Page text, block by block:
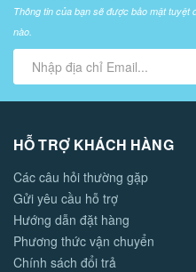
Thông tin của bạn sẽ được bảo mật
nào.
HỖ TRỢ KHÁCH HÀNG
Các câu hỏi thường gặp
Gửi yêu cầu hỗ trợ
Hướng dẫn đặt hàng
Phương thức vận chuyển
Chính sách đổi trả